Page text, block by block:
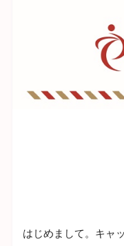
はじめまして。キャ